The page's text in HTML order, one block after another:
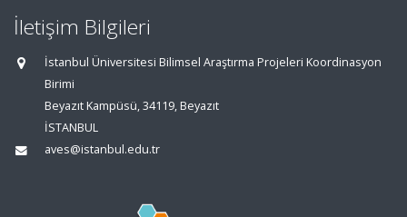
İletişim Bilgileri
İstanbul Üniversitesi Bilimsel Araştırma Projeleri Koordinasyon
Birimi
Beyazıt Kampüsü, 34119, Beyazıt
İSTANBUL
aves@istanbul.edu.tr